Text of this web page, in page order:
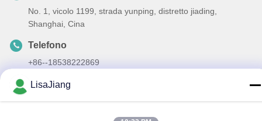
No. 1, vicolo 1199, strada yunping, distretto jiading,
Shanghai, Cina
Telefono
+86--18538222869
E-mail
sales@juyitech.com
LisaJiang